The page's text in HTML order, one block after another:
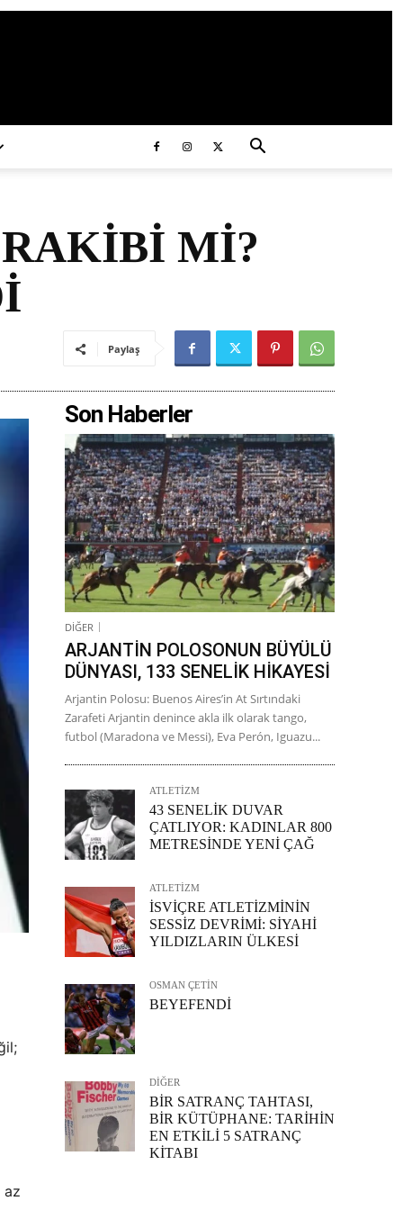
Mİ?
Paylaş
az
Son Haberler
DİĞER
ARJANTİN POLOSONUN BÜYÜLÜ
DÜNYASI, 133 SENELİK HİKAYESİ
Arjantin Polosu: Buenos Aires’in At Sırtındaki
Zarafeti Arjantin denince akla ilk olarak tango,
futbol (Maradona ve Messi), Eva Perón, Iguazu...
ATLETİZM
43 SENELİK DUVAR
ÇATLIYOR: KADINLAR 800
METRESİNDE YENİ ÇAĞ
ATLETİZM
İSVİÇRE ATLETİZMİNİN
SESSİZ DEVRİMİ: SİYAHİ
YILDIZLARIN ÜLKESİ
OSMAN ÇETİN
BEYEFENDİ
DİĞER
BİR SATRANÇ TAHTASI,
BİR KÜTÜPHANE: TARİHİN
EN ETKİLİ 5 SATRANÇ
KİTABI